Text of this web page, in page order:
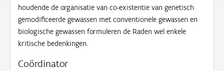
houdende de organisatie van co-existentie van genetisch
gemodificeerde gewassen met conventionele gewassen en
biologische gewassen formuleren de Raden wel enkele
kritische bedenkingen.
Coördinator